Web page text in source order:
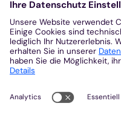
Aus der Plattform
Nachrichten
Veranstaltungen
Gottesdienste
Stellenangebote